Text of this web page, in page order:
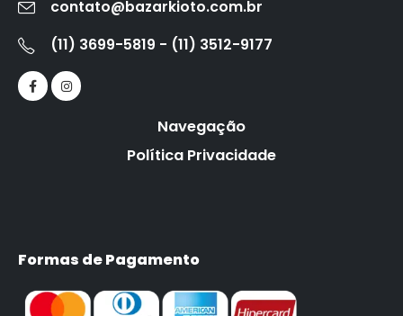
contato@bazarkioto.com.br
(11) 3699-5819 - (11) 3512-9177
Navegação
Política Privacidade
Formas de Pagamento